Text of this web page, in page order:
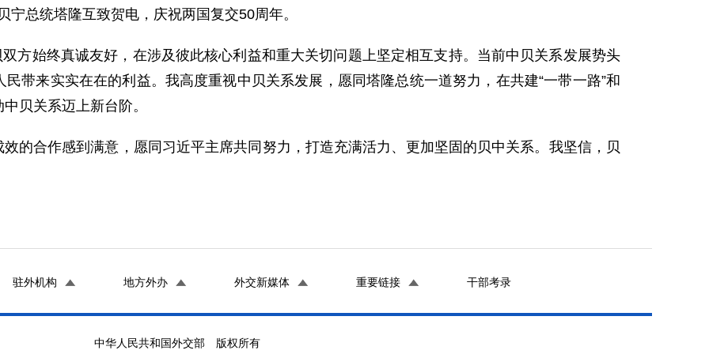
总统塔隆互致贺电，庆祝两国复交50周年。
方始终真诚友好，在涉及彼此核心利益和重大关切问题上坚定相互支持。当前中贝关系发展势头
带来实实在在的利益。我高度重视中贝关系发展，愿同塔隆总统一道努力，在共建“一带一路”和
贝关系迈上新台阶。
的合作感到满意，愿同习近平主席共同努力，打造充满活力、更加坚固的贝中关系。我坚信，贝
驻外机构 地方外办 外交新媒体 重要链接 干部考录
中华人民共和国外交部 版权所有